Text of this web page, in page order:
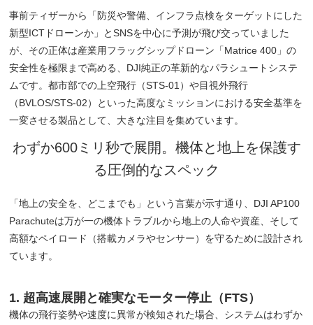
事前ティザーから「防災や警備、インフラ点検をターゲットにした
新型ICTドローンか」とSNSを中心に予測が飛び交っていました
が、その正体は産業用フラッグシップドローン「Matrice 400」の
安全性を極限まで高める、DJI純正の革新的なパラシュートシステ
ムです。都市部での上空飛行（STS-01）や目視外飛行
（BVLOS/STS-02）といった高度なミッションにおける安全基準を
一変させる製品として、大きな注目を集めています。
わずか600ミリ秒で展開。機体と地上を保護す
る圧倒的なスペック
「地上の安全を、どこまでも」という言葉が示す通り、DJI AP100
Parachuteは万が一の機体トラブルから地上の人命や資産、そして
高額なペイロード（搭載カメラやセンサー）を守るために設計され
ています。
1. 超高速展開と確実なモーター停止（FTS）
機体の飛行姿勢や速度に異常が検知された場合、システムはわずか